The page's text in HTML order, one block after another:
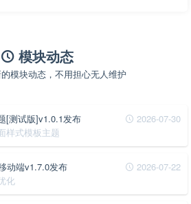
模块动态
模块动态，不用担心无人维护
2026-07-30
[测试版]v1.0.1发布
样式模板主题
2026-07-22
动端v1.7.0发布
化